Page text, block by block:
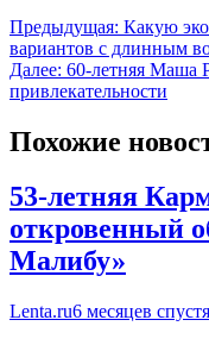
Предыдущая: Какую
вариантов с длинным
Далее: 60-летняя Маша
привлекательности
Похожие
53-летняя
откровенный
Малибу»
Lenta.ru6 месяцев спустя